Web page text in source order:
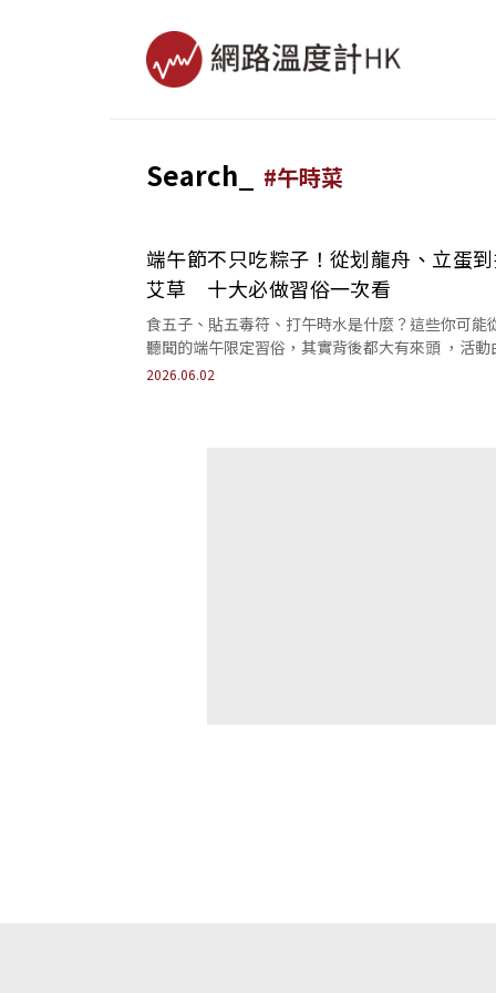
Search_ #午時菜
端午節不只吃粽子！從划龍舟、立蛋
艾草 十大必做習俗一次看
食五子、貼五毒符、打午時水是什麼？這些你可能
聽聞的端午限定習俗，其實背後都大有來頭 ，活動
與背後寓意一次整理。
2026.06.02